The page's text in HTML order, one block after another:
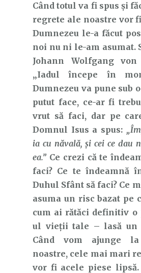
Când totul va fi spus și
regrete ale noastre vor
Dumnezeu le-a făcut
noi nu ni le-am asumat.
Johann Wolfgang
„Iadul începe în
Dumnezeu va pune sub
putut face, ce-ar fi
vrut să faci, dar pe
Domnul Isus a spus:
ia cu năvală, şi cei ce dau
ea.” Ce crezi că te
faci? Ce te îndeamnă
Duhul Sfânt să faci? Ce
asuma un risc bazat pe
cum ai rătăci definitiv o
ul vieții tale – lasă un
Când vom ajunge
noastre, cele mai mari
vor fi acele piese lipsă.